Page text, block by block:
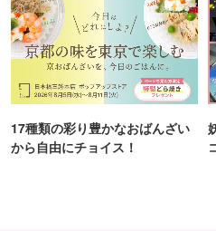
17種類の彩り豊かなおばんざい
から自由にチョイス！